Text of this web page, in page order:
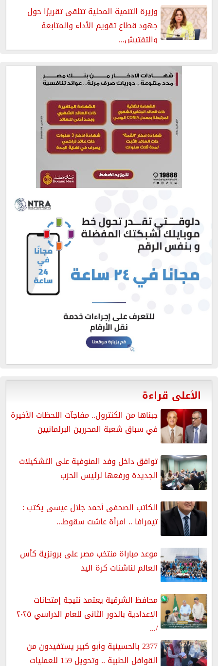
وزيرة التنمية المحلية تتلقى تقريرًا حول
جهود قطاع تقويم الأداء والمتابعة
والتفتيش...
الأعلى قراءة
جبناها من الكنترول.. مفاجآت اللحظات الأخيرة
في سباق شعبة المحررين البرلمانيين
توافق داخل وفد المنوفية على التشكيلات
الجديدة ورفعها لرئيس الحزب
الكاتب الصحفى أحمد جلال عيسى يكتب :
تيمرافا .. امرأة عاشت سقوط...
موعد مباراة منتخب مصر على برونزية كأس
العالم لناشئات كرة اليد
محافظ الشرقية يعتمد نتيجة إمتحانات
الإعدادية بالدور الثانى للعام الدراسي ٢٠٢٥
/...
2377 بالحسينية وأبو كبير يستفيدون من
القوافل الطبية .. وتحويل 159 للعمليات